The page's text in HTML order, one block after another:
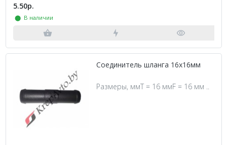
5.50р.
⬤ В наличии
Соединитель шланга 16х16мм
Размеры, ммT = 16 ммF = 16 мм ..